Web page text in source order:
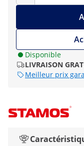
Disponible
LIVRAISON
Meilleur prix